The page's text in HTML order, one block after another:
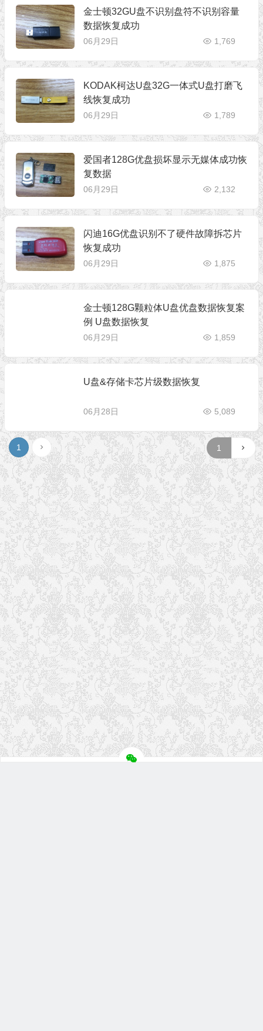
金士顿32GU盘不识别盘符不识别容量
数据恢复成功
06月29日 1,769
KODAK柯达U盘32G一体式U盘打磨飞
线恢复成功
06月29日 1,789
爱国者128G优盘损坏显示无媒体成功恢
复数据
06月29日 2,132
闪迪16G优盘识别不了硬件故障拆芯片
恢复成功
06月29日 1,875
金士顿128G颗粒体U盘优盘数据恢复案
例 U盘数据恢复
06月29日 1,859
U盘&存储卡芯片级数据恢复
06月28日 5,089
1